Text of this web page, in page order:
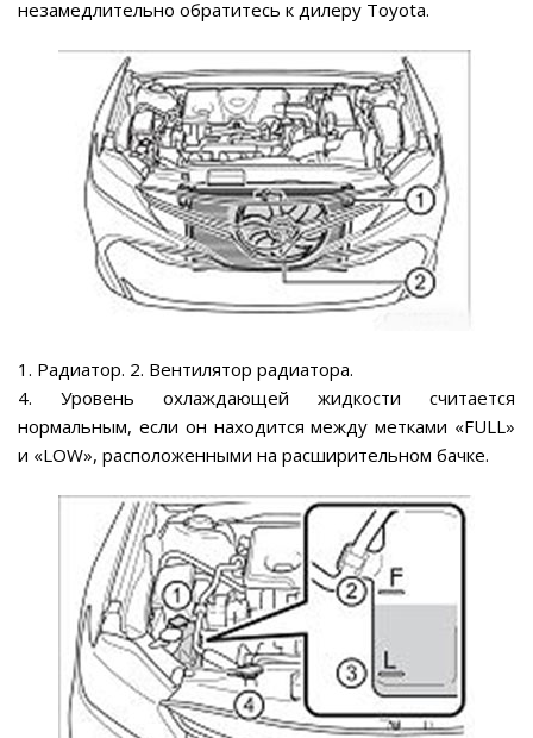
незамедлительно обратитесь к дилеру Toyota.
1. Радиатор. 2. Вентилятор радиатора.
4. Уровень охлаждающей жидкости считается
нормальным, если он находится между метками «FULL»
и «LOW», расположенными на расширительном бачке.